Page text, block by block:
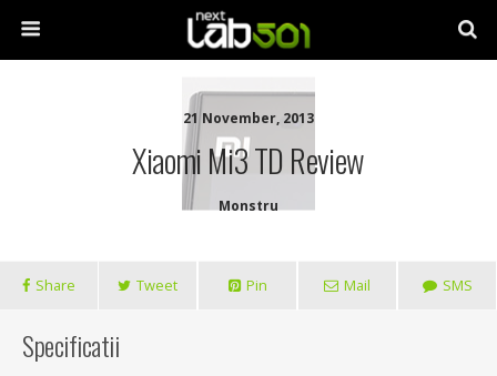
21 November, 2013
Xiaomi Mi3 TD Review
Monstru
Share Tweet Pin Mail SMS
Specificatii